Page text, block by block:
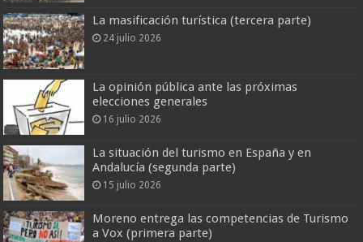
La masificación turística (tercera parte)
24 julio 2026
La opinión pública ante las próximas
elecciones generales
16 julio 2026
La situación del turismo en España y en
Andalucía (segunda parte)
15 julio 2026
Moreno entrega las competencias de Turismo
a Vox (primera parte)